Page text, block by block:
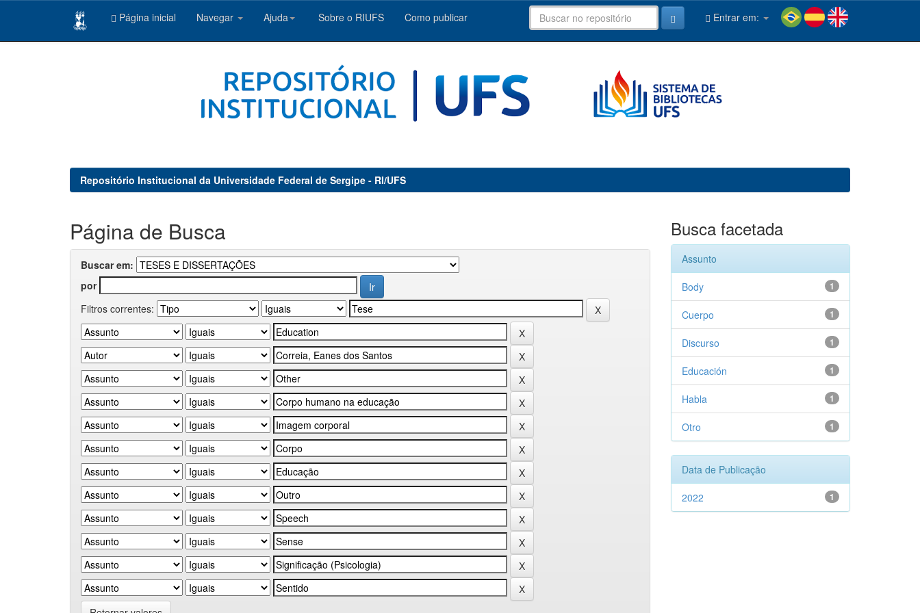
Página inicial Navegar Ajuda Sobre o RIUFS Como publicar Entrar em:
Repositório Institucional da Universidade Federal de Sergipe - RI/UFS
Página de Busca
Buscar em:
por
Filtros correntes:
Busca facetada
Assunto
1
Body
1
Cuerpo
1
Discurso
1
Educación
1
Habla
1
Otro
Data de Publicação
1
2022